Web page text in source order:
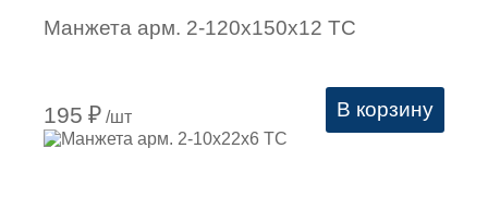
Манжета арм. 2-120х150х12 ТС
195 ₽ /шт В корзину